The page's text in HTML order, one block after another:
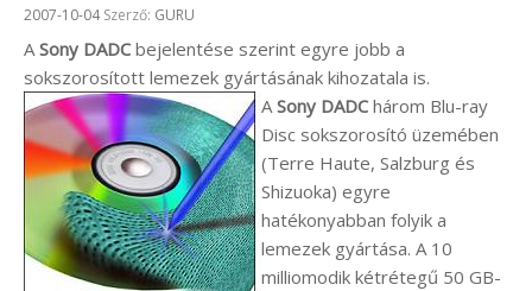
Beküldve:
2007-10-04Szerző: GURU
A Sony DADCbejelentése szerint egyre jobb a
sokszorosított lemezek gyártásának kihozatala is.
A Sony DADChárom Blu-ray
Disc sokszorosító üzemében
(Terre Haute, Salzburg és
Shizuoka) egyre
hatékonyabban folyik a
lemezek gyártása. A 10
milliomodik kétrétegű 50 GB-